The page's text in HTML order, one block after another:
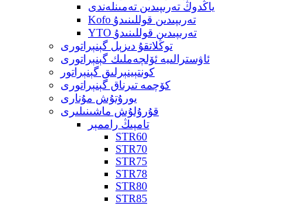
ياڭدوڭ تەرىپىدىن تەمىنلەندى
Kofo تەرىپىدىن قوللىنىدۇ
YTO تەرىپىدىن قوللىنىدۇ
توڭلاتقۇ دىزېل گېنېراتورى
ئاۋسترالىيە ئۆلچەملىك گېنېراتورى
كونتېينېرلىق گېنېراتور
كۆچمە تىرناق گېنېراتورى
يورۇتۇش مۇنارى
قۇرۇلۇش ماشىنىلىرى
تامپىڭ راممېر
STR60
STR70
STR75
STR78
STR80
STR85